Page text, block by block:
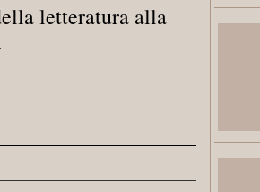
letteratura alla